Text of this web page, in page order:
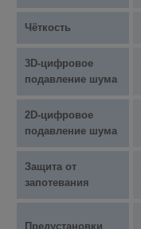
Чёткость
3D-цифровое
подавление шума
2D-цифровое
подавление шума
Защита от
запотевания
Предустановки